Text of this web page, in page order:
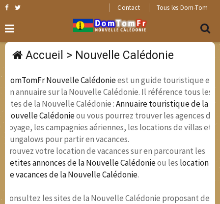
Contact Tous les Dom-Tom
Accueil > Nouvelle Calédonie
DomTomFr Nouvelle Calédonieest un guide touristique et
un annuaire sur la Nouvelle Calédonie. Il référence tous les
sites de la Nouvelle Calédonie :Annuaire touristique de la
Nouvelle Calédonieou vous pourrez trouver les agences de
voyage, les campagnies aériennes, les locations de villas et
bungalows pour partir en vacances.
Trouvez votre location de vacances sur en parcourant les
petites annonces de la Nouvelle Calédonieou les location
de vacances de la Nouvelle Calédonie.
Consultez les sites de la Nouvelle Calédonie proposant des